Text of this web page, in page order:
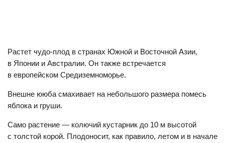
Растет чудо-плод в странах Южной и Восточной Азии,
в Японии и Австралии. Он также встречается
в европейском Средиземноморье.
Внешне ююба смахивает на небольшого размера помесь
яблока и груши.
Само растение — колючий кустарник до 10 м высотой
с толстой корой. Плодоносит, как правило, летом и в начале